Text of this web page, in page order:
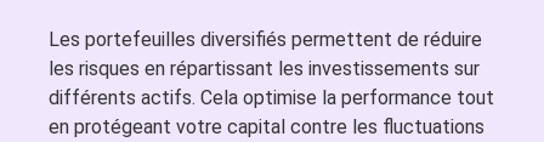
Les portefeuilles diversifiés permettent de réduire
les risques en répartissant les investissements sur
différents actifs. Cela optimise la performance tout
en protégeant votre capital contre les fluctuations